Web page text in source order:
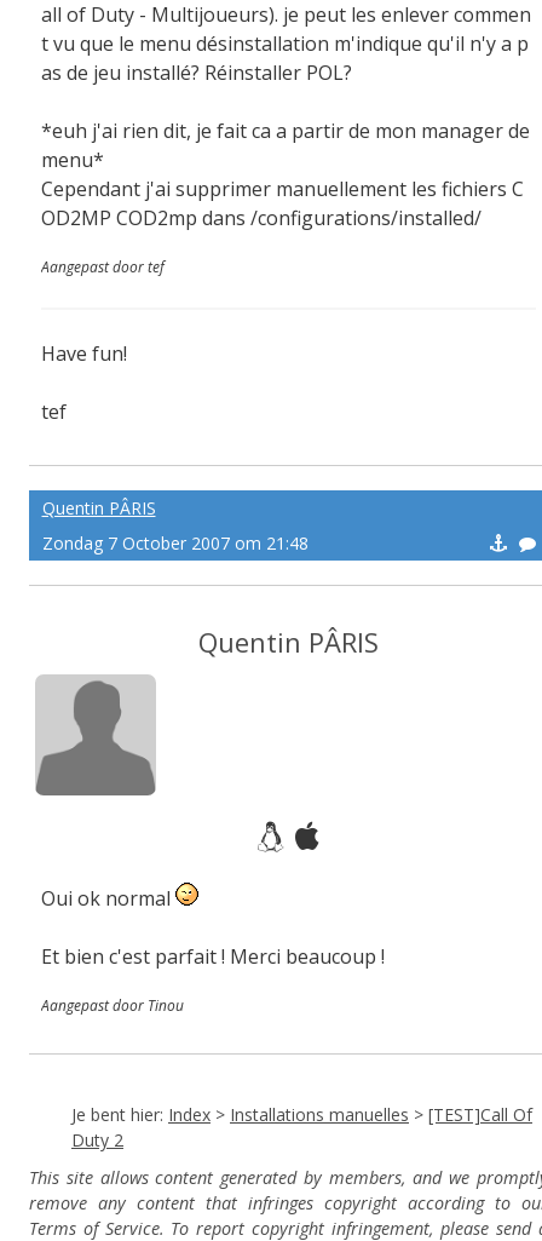
all of Duty - Multijoueurs). je peut les enlever commen
t vu que le menu désinstallation m'indique qu'il n'y a p
as de jeu installé? Réinstaller POL?
*euh j'ai rien dit, je fait ca a partir de mon manager de
menu*
Cependant j'ai supprimer manuellement les fichiers C
OD2MP COD2mp dans /configurations/installed/
Aangepast door tef
Have fun!
tef
Quentin PÂRIS
Zondag 7 October 2007 om 21:48
Quentin PÂRIS
Oui ok normal
Et bien c'est parfait ! Merci beaucoup !
Aangepast door Tinou
Je bent hier: Index > Installations manuelles > [TEST]Call Of
Duty 2
This site allows content generated by members, and we
remove any content that infringes copyright according to
Terms of Service. To report copyright infringement, please send